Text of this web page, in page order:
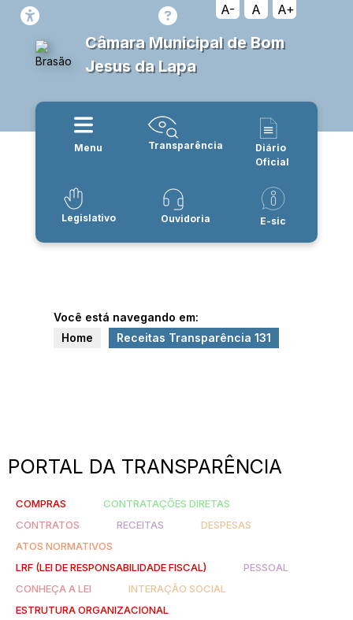
A- A A+
Câmara Municipal de Bom
Jesus da Lapa
Menu Transparência
Diário
Oficial
Legislativo Ouvidoria E-sic
Você está navegando em:
Home
Receitas Transparência 131
PORTAL DA TRANSPARÊNCIA
COMPRAS
CONTRATAÇÕES DIRETAS
CONTRATOS
RECEITAS
DESPESAS
ATOS NORMATIVOS
LRF (LEI DE RESPONSABILIDADE FISCAL)
PESSOAL
CONHEÇA A LEI
INTERAÇÃO SOCIAL
ESTRUTURA ORGANIZACIONAL